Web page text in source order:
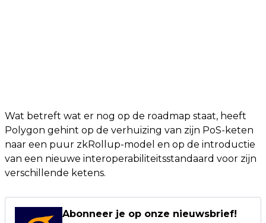
Wat betreft wat er nog op de roadmap staat, heeft
Polygon gehint op de verhuizing van zijn PoS-keten
naar een puur zkRollup-model en op de introductie
van een nieuwe interoperabiliteitsstandaard voor zijn
verschillende ketens.
Abonneer je op onze nieuwsbrief!